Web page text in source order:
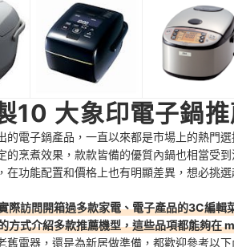
10 大象印電子鍋
的電子鍋產品，一直以來都是市場上的熱門
的烹煮效果，款款皆備的優質內鍋也相當受
在功能配置和價格上也有明顯差異，想必挑選
際訪問開箱過多款家電、電子產品的3C編輯
方式介紹多款推薦機型，這些品項都能夠在
舊電器，還是為新居做準備， 都歡迎參考以下